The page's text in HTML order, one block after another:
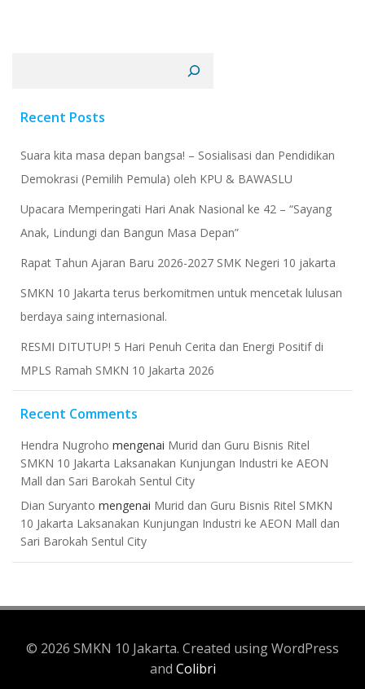
Recent Posts
Suara kita masa depan bangsa! – Sosialisasi dan Pendidikan
Demokrasi (Pemilih Pemula) oleh KPU & BAWASLU
Upacara Memperingati Hari Anak Nasional ke 42 – “Sayang
Anak, Lindungi dan Bangun Masa Depan”
Rapat Tahun Ajaran Baru 2026-2027 SMK Negeri 10 jakarta
​SMKN 10 Jakarta terus berkomitmen untuk mencetak lulusan
berdaya saing internasional.
RESMI DITUTUP! 5 Hari Penuh Cerita dan Energi Positif di
MPLS Ramah SMKN 10 Jakarta 2026
Recent Comments
Hendra Nugroho mengenai Murid dan Guru Bisnis Ritel
SMKN 10 Jakarta Laksanakan Kunjungan Industri ke AEON
Mall dan Sari Barokah Sentul City
Dian Suryanto mengenai Murid dan Guru Bisnis Ritel SMKN
10 Jakarta Laksanakan Kunjungan Industri ke AEON Mall dan
Sari Barokah Sentul City
© 2026 SMKN 10 Jakarta. Created using WordPress
and Colibri